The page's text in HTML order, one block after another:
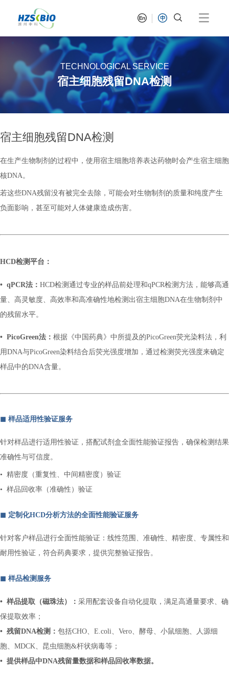
TECHNOLOGICAL SERVICE
宿主细胞残留DNA检测
宿主细胞残留DNA检测
在生产生物制剂的过程中，使用宿主细胞培养表达药物时会产生宿主细胞
核DNA。
若这些DNA残留没有被完全去除，可能会对生物制剂的质量和纯度产生
负面影响，甚至可能对人体健康造成伤害。
HCD检测平台：
• qPCR法： HCD检测通过专业的样品前处理和qPCR检测方法，能够高通
量、高灵敏度、高效率和高准确性地检测出宿主细胞DNA在生物制剂中
的残留水平。
• PicoGreen法： 根据《中国药典》中所提及的PicoGreen荧光染料法，利
用DNA与PicoGreen染料结合后荧光强度增加，通过检测荧光强度来确定
样品中的DNA含量。
◼︎ 样品适用性验证服务
针对样品进行适用性验证，搭配试剂盒全面性能验证报告，确保检测结果
准确性与可信度。
• 精密度（重复性、中间精密度）验证
• 样品回收率（准确性）验证
◼︎ 定制化HCD分析方法的全面性能验证服务
针对客户样品进行全面性能验证：线性范围、准确性、精密度、专属性和
耐用性验证，符合药典要求，提供完整验证报告。
◼︎ 样品检测服务
• 样品提取（磁珠法）： 采用配套设备自动化提取，满足高通量要求、确
保提取效率；
• 残留DNA检测： 包括CHO、E.coli、Vero、酵母、小鼠细胞、人源细
胞、MDCK、昆虫细胞&杆状病毒等；
• 提供样品中DNA残留量数据和样品回收率数据。